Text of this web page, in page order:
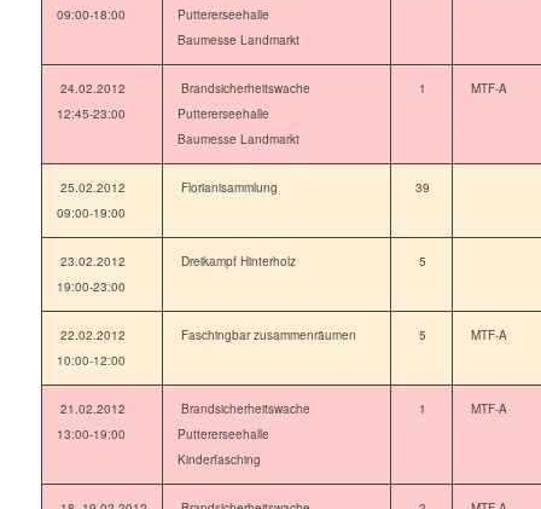
09:00-18:00
Puttererseehalle
Baumesse Landmarkt
24.02.2012
12:45-23:00
Brandsicherheitswache
Puttererseehalle
Baumesse Landmarkt
1 MTF-A
25.02.2012
09:00-19:00
Florianisammlung 39
23.02.2012
19:00-23:00
Dreikampf Hinterholz 5
22.02.2012
10:00-12:00
Faschingbar zusammenräumen 5 MTF-A
21.02.2012
13:00-19:00
Brandsicherheitswache
Puttererseehalle
Kinderfasching
1 MTF-A